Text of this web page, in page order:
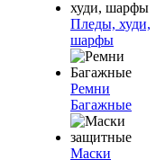
Пледы, худи,
шарфы
Ремни
Багажные
Маски